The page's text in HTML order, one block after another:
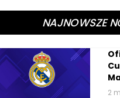
NAJNOWSZE
2